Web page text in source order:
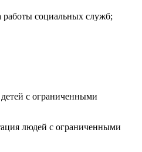
работы социальных служб;
с ограниченными
людей с ограниченными